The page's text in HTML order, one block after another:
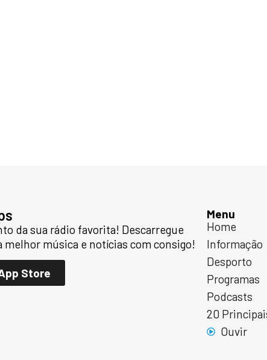
da sua rádio favorita! Descarregue
melhor música e notícias com consigo!
Store
Menu
Home
Informação
Desporto
Programas
Podcasts
20
Ouvir